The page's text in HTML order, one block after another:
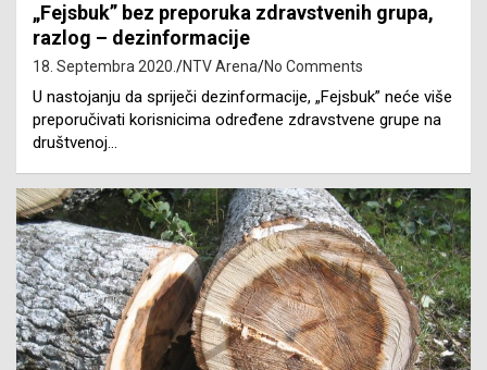
„Fejsbuk” bez preporuka zdravstvenih grupa,
razlog – dezinformacije
18. Septembra 2020. NTV Arena No Comments
U nastojanju da spriječi dezinformacije, „Fejsbuk” neće više
preporučivati korisnicima određene zdravstvene grupe na
društvenoj…